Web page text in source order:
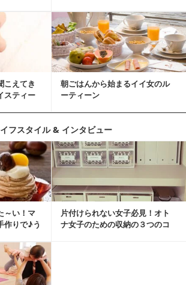
こえてき
スティー
朝ごはんから始まるイイ女のル
ーティーン
フスタイル & インタビュー
～い！マ
作りで♪う
片付けられない女子必見！オト
ナ女子のための収納の３つのコ